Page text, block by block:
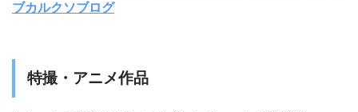
ブカルクソブログ
特撮・アニメ作品